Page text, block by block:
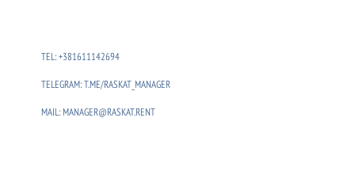
TEL: +381611142694
TELEGRAM: T.ME/RASKAT_MANAGER
MAIL: MANAGER@RASKAT.RENT